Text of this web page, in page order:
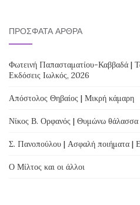
ΠΡΌΣΦΑΤΑ ΆΡΘΡΑ
Φωτεινή Παπασταματίου-Καββαδά |
Εκδόσεις Ιωλκός, 2026
Απόστολος Θηβαίος | Μικρή κάμαρη
Νίκος Β. Ορφανός | Θυμώνω θάλασσα
Σ. Πανοπούλου | Ασφαλή ποιήματα |
Ο Μίλτος και οι άλλοι